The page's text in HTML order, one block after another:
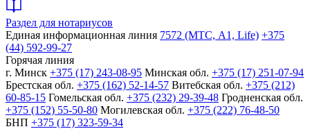
Раздел для нотариусов
Единая информационная линия 7572 (МТС, A1, Life) +375
(44) 592-99-27
Горячая линия
г. Минск +375 (17) 243-08-95 Минская обл. +375 (17) 251-07-94
Брестская обл. +375 (162) 52-14-57 Витебская обл. +375 (212)
60-85-15 Гомельская обл. +375 (232) 29-39-48 Гродненская обл.
+375 (152) 55-50-80 Могилевская обл. +375 (222) 76-48-50
БНП +375 (17) 323-59-34